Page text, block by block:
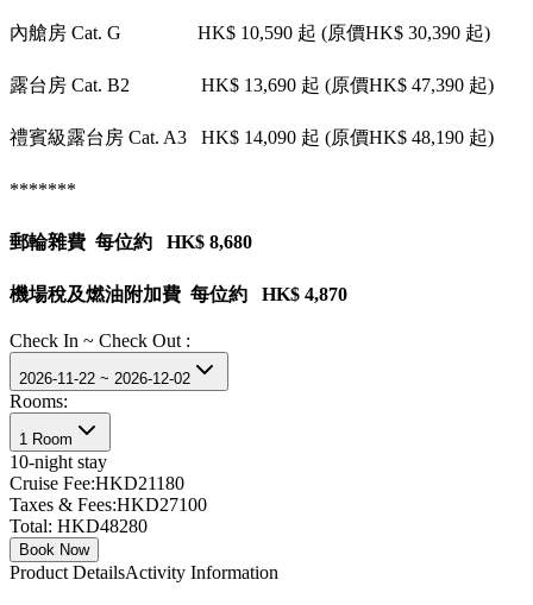
內艙房 Cat. G HK$ 10,590 起 (原價HK$ 30,390 起)
露台房 Cat. B2 HK$ 13,690 起 (原價HK$ 47,390 起)
禮賓級露台房 Cat. A3 HK$ 14,090 起 (原價HK$ 48,190 起)
*******
郵輪雜費 每位約 HK$ 8,680
機場稅及燃油附加費 每位約 HK$ 4,870
Check In ~ Check Out :
2026-11-22 ~ 2026-12-02
Rooms:
1 Room
10-night stay
Cruise Fee:HKD21180
Taxes & Fees:HKD27100
Total: HKD48280
Book Now
Product DetailsActivity Information